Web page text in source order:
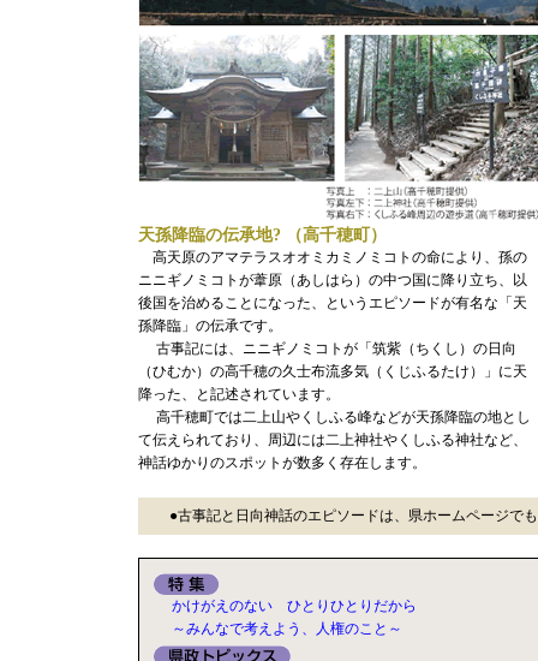
天孫降臨の伝承地? （高千穂町）
高天原のアマテラスオオミカミノミコトの命により、孫の
ニニギノミコトが葦原（あしはら）の中つ国に降り立ち、以
後国を治めることになった、というエピソードが有名な「天
孫降臨」の伝承です。
古事記には、ニニギノミコトが「筑紫（ちくし）の日向
（ひむか）の高千穂の久士布流多気（くじふるたけ）」に天
降った、と記述されています。
高千穂町では二上山やくしふる峰などが天孫降臨の地とし
て伝えられており、周辺には二上神社やくしふる神社など、
神話ゆかりのスポットが数多く存在します。
●古事記と日向神話のエピソードは、県ホームページで
かけがえのない ひとりひとりだから
～みんなで考えよう、人権のこと～